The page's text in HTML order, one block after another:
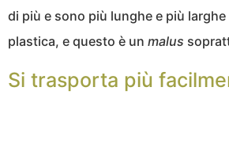
di più e sono più lunghe e più
plastica, e questo è un malus
Si trasporta più